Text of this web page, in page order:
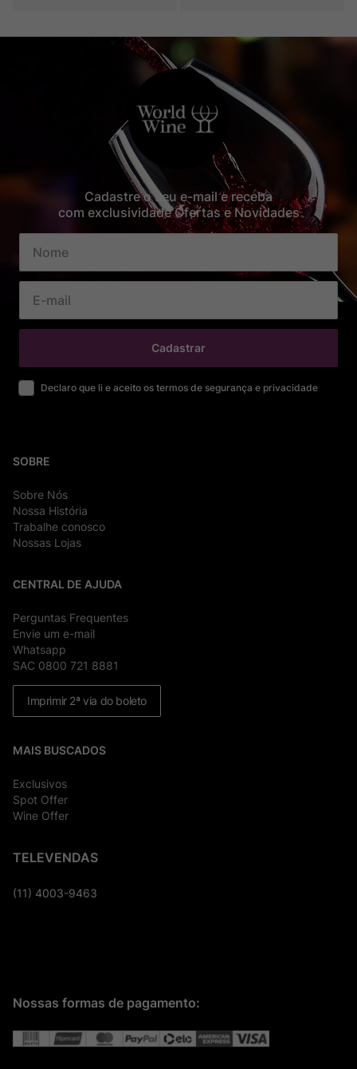
Cadastre o seu e-mail e receba
com exclusividade Ofertas e Novidades
Cadastrar
Declaro que li e aceito os termos de segurança e privacidade
SOBRE
Sobre Nós
Nossa História
Trabalhe conosco
Nossas Lojas
CENTRAL DE AJUDA
Perguntas Frequentes
Envie um e-mail
Whatsapp
SAC 0800 721 8881
Imprimir 2ª via do boleto
MAIS BUSCADOS
Exclusivos
Spot Offer
Wine Offer
TELEVENDAS
(11) 4003-9463
Nossas formas de pagamento: